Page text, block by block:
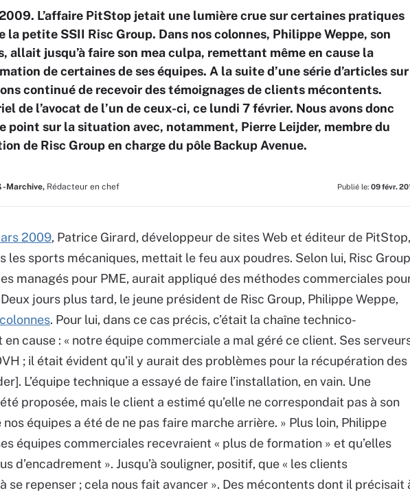
L’affaire PitStop jetait une lumière crue sur certaines pratiques
la petite SSII Risc Group. Dans nos colonnes, Philippe Weppe, son
allait jusqu’à faire son mea culpa, remettant même en cause la
de certaines de ses équipes. A la suite d’une série d’articles sur
continué de recevoir des témoignages de clients mécontents.
de l’avocat de l’un de ceux-ci, ce lundi 7 février. Nous avons donc
point sur la situation avec, notamment, Pierre Leijder, membre du
de Risc Group en charge du pôle Backup Avenue.
Marchive, Rédacteur en chef Publié le: 09 févr.
2009, Patrice Girard, développeur de sites Web et éditeur de PitStop,
les sports mécaniques, mettait le feu aux poudres. Selon lui, Risc
managés pour PME, aurait appliqué des méthodes commerciales
jours plus tard, le jeune président de Risc Group, Philippe Weppe,
. Pour lui, dans ce cas précis, c’était la chaîne technico-
cause : « notre équipe commerciale a mal géré ce client. Ses
; il était évident qu’il y aurait des problèmes pour la récupération des
L’équipe technique a essayé de faire l’installation, en vain. Une
proposée, mais le client a estimé qu’elle ne correspondait pas à son
nos équipes a été de ne pas faire marche arrière. » Plus loin, Philippe
équipes commerciales recevraient « plus de formation » et qu’elles
d’encadrement ». Jusqu’à souligner, positif, que « les clients
se repenser ; cela nous fait avancer ». Des mécontents dont il précisait